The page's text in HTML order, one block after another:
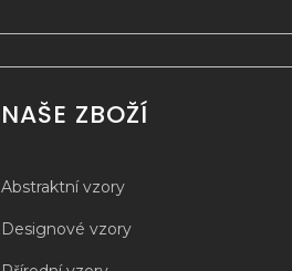
NAŠE ZBOŽÍ
Abstraktní vzory
Designové vzory